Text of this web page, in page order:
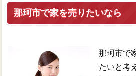
那珂市で家を売りたいなら
那珂市で
たいと考